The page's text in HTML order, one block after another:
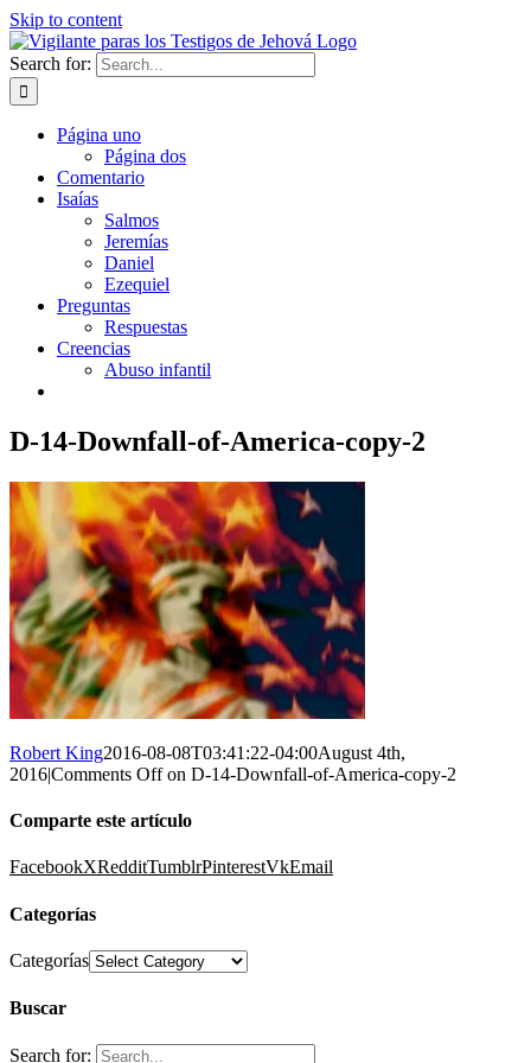
Skip to content
Search for:
Página uno
Página dos
Comentario
Isaías
Salmos
Jeremías
Daniel
Ezequiel
Preguntas
Respuestas
Creencias
Abuso infantil
D-14-Downfall-of-America-copy-2
Robert King2016-08-08T03:41:22-04:00August 4th,
2016|Comments Offon D-14-Downfall-of-America-copy-2
Comparte este artículo
FacebookXRedditTumblrPinterestVkEmail
Categorías
Categorías
Buscar
Search for: